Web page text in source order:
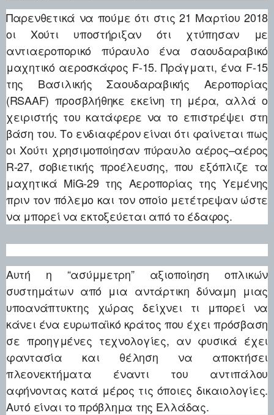
Παρενθετικά να πούμε ότι στις 21 Μαρτίου 2018
οι Χούτι υποστήριξαν ότι χτύπησαν με
αντιαεροπορικό πύραυλο ένα σαουδαραβικό
μαχητικό αεροσκάφος F-15. Πράγματι, ένα F-15
της Βασιλικής Σαουδαραβικής Αεροπορίας
(RSAAF) προσβλήθηκε εκείνη τη μέρα, αλλά ο
χειριστής του κατάφερε να το επιστρέψει στη
βάση του. Το ενδιαφέρον είναι ότι φαίνεται πως
οι Χούτι χρησιμοποίησαν πύραυλο αέρος–αέρος
R-27, σοβιετικής προέλευσης, που εξόπλιζε τα
μαχητικά MiG-29 της Αεροπορίας της Υεμένης
πριν τον πόλεμο και τον οποίο μετέτρεψαν ώστε
να μπορεί να εκτοξεύεται από το έδαφος.
Αυτή η “ασύμμετρη” αξιοποίηση οπλικών
συστημάτων από μια αντάρτικη δύναμη μιας
υποανάπτυκτης χώρας δείχνει τι μπορεί να
κάνει ένα ευρωπαϊκό κράτος που έχει πρόσβαση
σε προηγμένες τεχνολογίες, αν φυσικά έχει
φαντασία και θέληση να αποκτήσει
πλεονεκτήματα έναντι του αντιπάλου
αφήνοντας κατά μέρος τις όποιες δικαιολογίες.
Αυτό είναι το πρόβλημα της Ελλάδας.